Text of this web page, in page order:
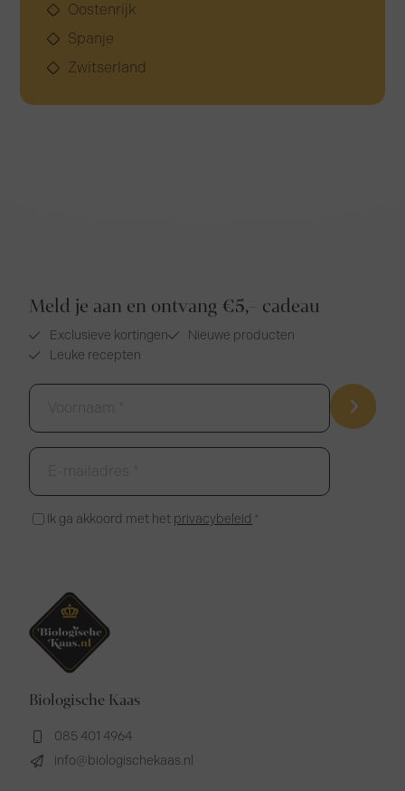
Oostenrijk
Spanje
Zwitserland
Meld je aan en ontvang €5,- cadeau
Exclusieve kortingen
Nieuwe producten
Leuke recepten
Voornaam
E-
mailadres
*
Instemming
Ik ga akkoord met het privacybeleid *
Biologische Kaas
085 401 4964
info@biologischekaas.nl